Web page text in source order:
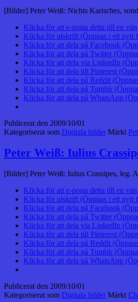
[Bilder] Peter Weiß: Nichts Karisches,
Klicka för att e-posta detta till en
Klicka för utskrift (Öppnas i ett nytt
Klicka för att dela på Facebook
Klicka för att dela på Twitter
Klicka för att dela via LinkedIn
Klicka för att dela till Pinterest
Klicka för att dela på Reddit
Klicka för att dela på Tumblr
Klicka för att dela på WhatsApp
Publicerat den 2009/10/01
Kategoriserat som Digitala bilder Märkt
Peter Weiß: Iulius
[Bilder] Peter Weiß: Iulius Crassipes, leg.
Klicka för att e-posta detta till en
Klicka för utskrift (Öppnas i ett nytt
Klicka för att dela på Facebook
Klicka för att dela på Twitter
Klicka för att dela via LinkedIn
Klicka för att dela till Pinterest
Klicka för att dela på Reddit
Klicka för att dela på Tumblr
Klicka för att dela på WhatsApp
Publicerat den 2009/10/01
Kategoriserat som Digitala bilder Märkt